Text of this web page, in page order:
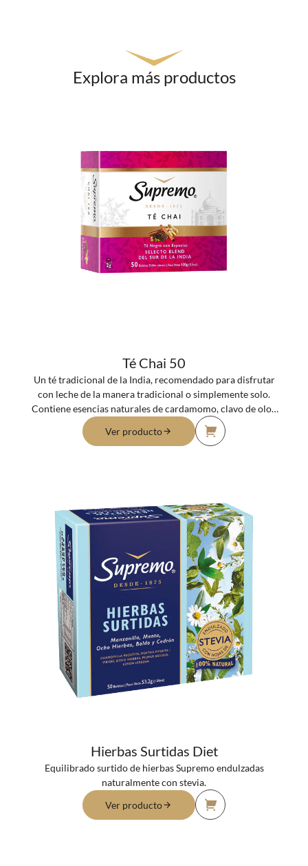
Explora más productos
Té Chai 50
Un té tradicional de la India, recomendado para disfrutar
con leche de la manera tradicional o simplemente solo.
Contiene esencias naturales de cardamomo, clavo de olor,
pimienta, jengibre, canela y zarzamora.
Ver producto
Hierbas Surtidas Diet
Equilibrado surtido de hierbas Supremo endulzadas
naturalmente con stevia.
Ver producto